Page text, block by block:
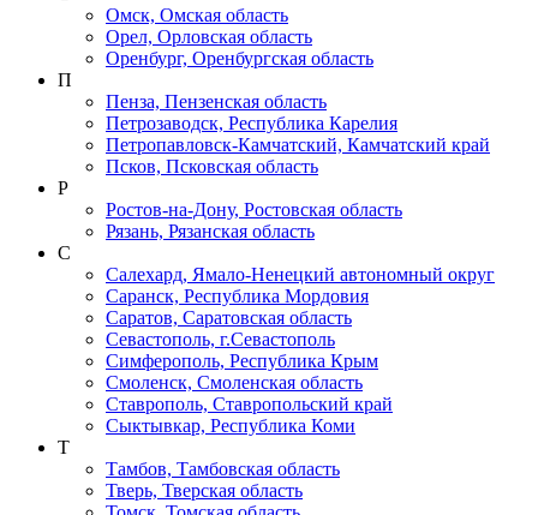
Омск, Омская область
Орел, Орловская область
Оренбург, Оренбургская область
П
Пенза, Пензенская область
Петрозаводск, Республика Карелия
Петропавловск-Камчатский, Камчатский край
Псков, Псковская область
Р
Ростов-на-Дону, Ростовская область
Рязань, Рязанская область
С
Салехард, Ямало-Ненецкий автономный округ
Саранск, Республика Мордовия
Саратов, Саратовская область
Севастополь, г.Севастополь
Симферополь, Республика Крым
Смоленск, Смоленская область
Ставрополь, Ставропольский край
Сыктывкар, Республика Коми
Т
Тамбов, Тамбовская область
Тверь, Тверская область